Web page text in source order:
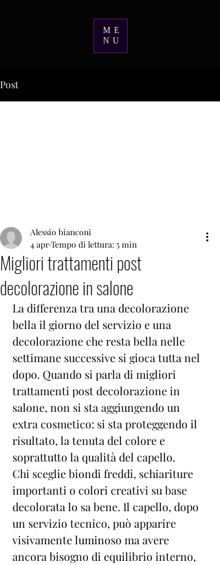
ME
NU
Post
Migliori trattamenti post
decolorazione in salone
Alessio bianconi
4 aprTempo di lettura: 5 min
La differenza tra una decolorazione
bella il giorno del servizio e una
decolorazione che resta bella nelle
settimane successive si gioca tutta nel
dopo. Quando si parla di migliori
trattamenti post decolorazione in
salone, non si sta aggiungendo un
extra cosmetico: si sta proteggendo il
risultato, la tenuta del colore e
soprattutto la qualità del capello.
Chi sceglie biondi freddi, schiariture
importanti o colori creativi su base
decolorata lo sa bene. Il capello, dopo
un servizio tecnico, può apparire
visivamente luminoso ma avere
ancora bisogno di equilibrio interno,